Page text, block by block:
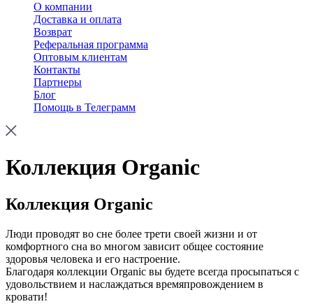
О компании
Доставка и оплата
Возврат
Реферальная программа
Оптовым клиентам
Контакты
Партнеры
Блог
Помощь в Телеграмм
Коллекция Organic
Коллекция Organic
Люди проводят во сне более трети своей жизни и от
комфортного сна во многом зависит общее состояние
здоровья человека и его настроение.
Благодаря коллекции Organic вы будете всегда просыпаться с
удовольствием и наслаждаться времяпровождением в
кровати!